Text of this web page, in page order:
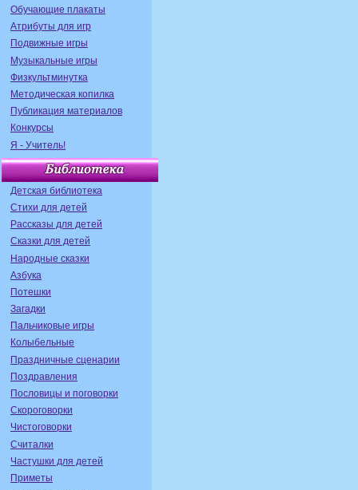
Обучающие плакаты
Атрибуты для игр
Подвижные игры
Музыкальные игры
Физкультминутка
Методическая копилка
Публикация материалов
Конкурсы
Я - Учитель!
Детская библиотека
Стихи для детей
Рассказы для детей
Сказки для детей
Народные сказки
Азбука
Потешки
Загадки
Пальчиковые игры
Колыбельные
Праздничные сценарии
Поздравления
Пословицы и поговорки
Скороговорки
Чистоговорки
Считалки
Частушки для детей
Приметы